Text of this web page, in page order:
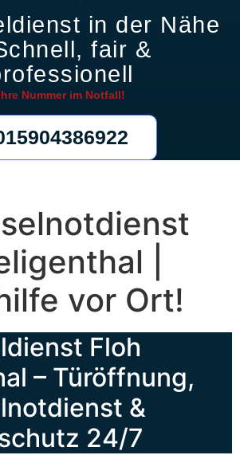
in der Nähe
fair &
Nummer im Notfall!
|
vor Ort!
Floh
– Türöffnung,
&
24/7